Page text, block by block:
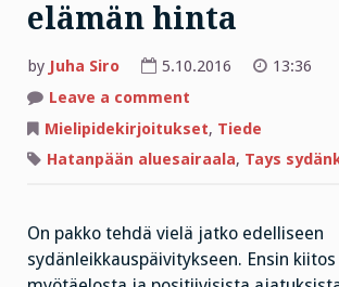
elämän hinta
by Juha Siro 5.10.2016
13:36
Leave a comment
selvitetty:
elämän
hinta
Mielipidekirjoitukset, Tiede
Hatanpään aluesairaala, Tays
On pakko tehdä vielä jatko edelliseen
sydänleikkauspäivitykseen. Ensin